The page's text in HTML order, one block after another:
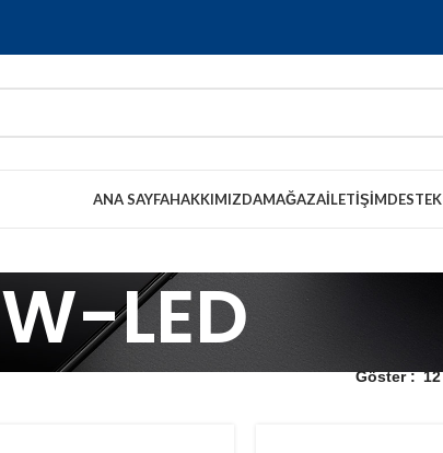
ANA SAYFAHAKKIMIZDAMAĞAZAİLETIŞIMDESTEK
W-LED
Göster 12